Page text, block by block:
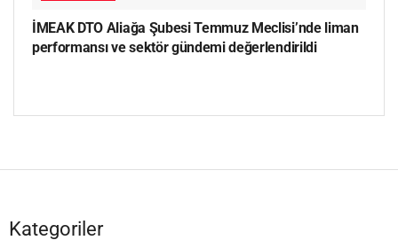
İMEAK DTO Aliağa Şubesi Temmuz Meclisi’nde liman
performansı ve sektör gündemi değerlendirildi
Kategoriler